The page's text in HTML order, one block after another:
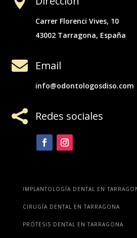
Carrer Florenci Vives, 10
43002 Tarragona, España
 Email
info@odontologosdiso.com
 Redes sociales
IMPLANTOLOGÍA DENTAL EN
CIRUGÍA DENTAL EN TARRAGONA
PRÓTESIS DENTAL EN TARRAGONA